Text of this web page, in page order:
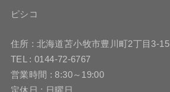
ピシコ
住所 : 北海道苫小牧市豊川町2丁目3-15
TEL : 0144-72-6767
営業時間 : 8:30～19:00
定休日 : 日曜日